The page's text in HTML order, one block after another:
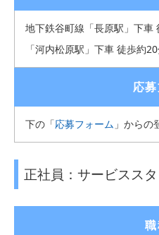
地下鉄谷町線「長原駅」下車
「河内松原駅」下車 徒歩約
応
下の「応募フォーム 」からの
正社員：サービスス